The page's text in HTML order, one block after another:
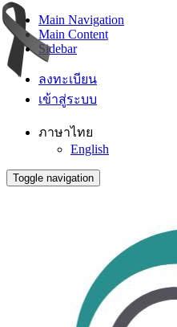
Main Navigation
Main Content
Sidebar
ลงทะเบียน
เข้าสู่ระบบ
ภาษาไทย
English
Toggle navigation